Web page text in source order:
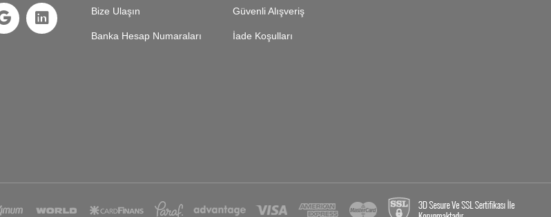
Bize Ulaşın
Banka Hesap Numaraları
Güvenli Alışveriş
İade Koşulları